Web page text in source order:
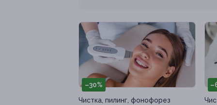
–30%
Чистка, пилинг, фонофорез